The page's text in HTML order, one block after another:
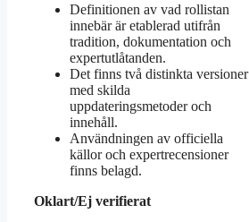
Definitionen av vad rollistan
innebär är etablerad utifrån
tradition, dokumentation och
expertutlåtanden.
Det finns två distinkta versioner
med skilda
uppdateringsmetoder och
innehåll.
Användningen av officiella
källor och expertrecensioner
finns belagd.
Oklart/Ej verifierat